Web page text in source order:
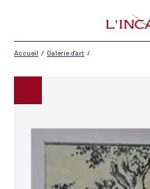
Accueil / Galerie d'art /